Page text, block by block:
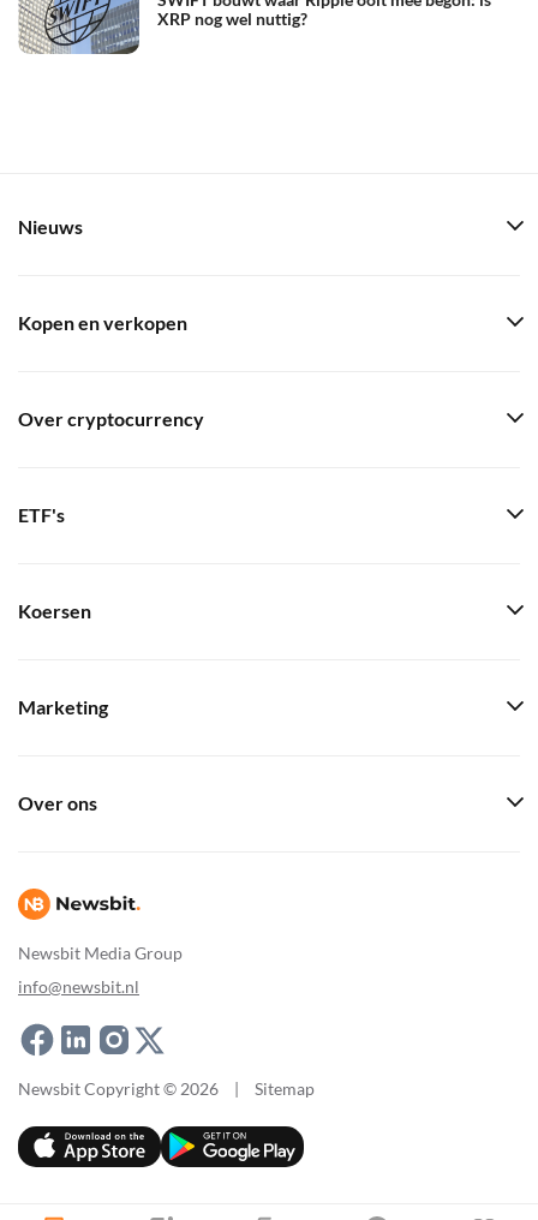
XRP nog wel nuttig?
Newsbit Media Group
info@newsbit.nl
Nieuws
Kopen en verkopen
Over cryptocurrency
ETF's
Koersen
Marketing
Over ons
Newsbit Copyright © 2026 | Sitemap